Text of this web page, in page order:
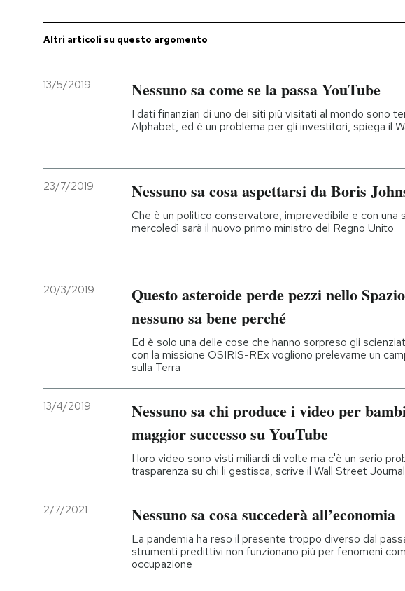
PODCAST
NEWSLETTER
Altri articoli su questo argomento
13/5/2019 Nessuno sa come se la passa YouTube
I dati finanziari di uno dei siti più visitati al mondo sono
Alphabet, ed è un problema per gli investitori, spiega il
23/7/2019 Nessuno sa cosa aspettarsi da Boris
Che è un politico conservatore, imprevedibile e con una
mercoledì sarà il nuovo primo ministro del Regno Unito
20/3/2019
Questo asteroide perde pezzi nello
nessuno sa bene perché
Ed è solo una delle cose che hanno sorpreso gli
con la missione OSIRIS-REx vogliono prelevarne un
sulla Terra
13/4/2019
Nessuno sa chi produce i video per
maggior successo su YouTube
I loro video sono visti miliardi di volte ma c'è un serio
trasparenza su chi li gestisca, scrive il Wall Street Journal
2/7/2021 Nessuno sa cosa succederà all’economia
La pandemia ha reso il presente troppo diverso dal
strumenti predittivi non funzionano più per fenomeni
occupazione